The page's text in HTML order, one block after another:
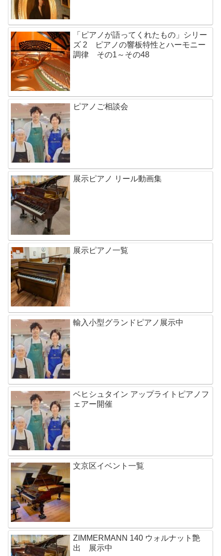
「ピアノが語ってくれたもの」シリー
ズ 2 ピアノの響板特性とハーモニー
調律 その1～その48
ピアノご相談会
展示ピアノ リール動画集
展示ピアノ一覧
輸入小型グランドピアノ展示中
ベヒシュタイン アップライトピアノフ
ェアー開催
文京区イベント一覧
ZIMMERMANN 140 ウォルナット艶
出 展示中